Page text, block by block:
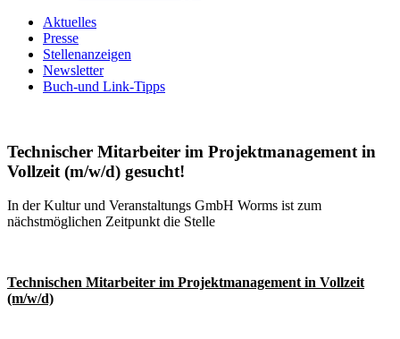
Aktuelles
Presse
Stellenanzeigen
Newsletter
Buch-und Link-Tipps
Technischer Mitarbeiter im Projektmanagement in
Vollzeit (m/w/d) gesucht!
In der Kultur und Veranstaltungs GmbH Worms ist zum
nächstmöglichen Zeitpunkt die Stelle
Technischen Mitarbeiter im Projektmanagementin Vollzeit
(m/w/d)